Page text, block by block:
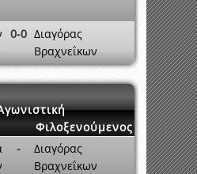
0-0 Διαγόρας
Βραχνεΐκων
Φιλοξενούμενος
-
Διαγόρας
Βραχνεΐκων